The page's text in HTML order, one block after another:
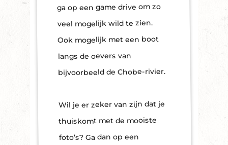
ga op een game drive om zo
veel mogelijk wild te zien.
Ook mogelijk met een boot
langs de oevers van
bijvoorbeeld de Chobe-rivier.
Wil je er zeker van zijn dat je
thuiskomt met de mooiste
foto’s? Ga dan op een